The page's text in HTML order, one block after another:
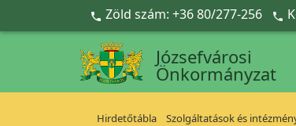
Ugrás a fő tartalomra
 Zöld szám: +36 80/277-256 
Józsefvárosi
Önkormányzat
Hirdetőtábla Szolgáltatások és